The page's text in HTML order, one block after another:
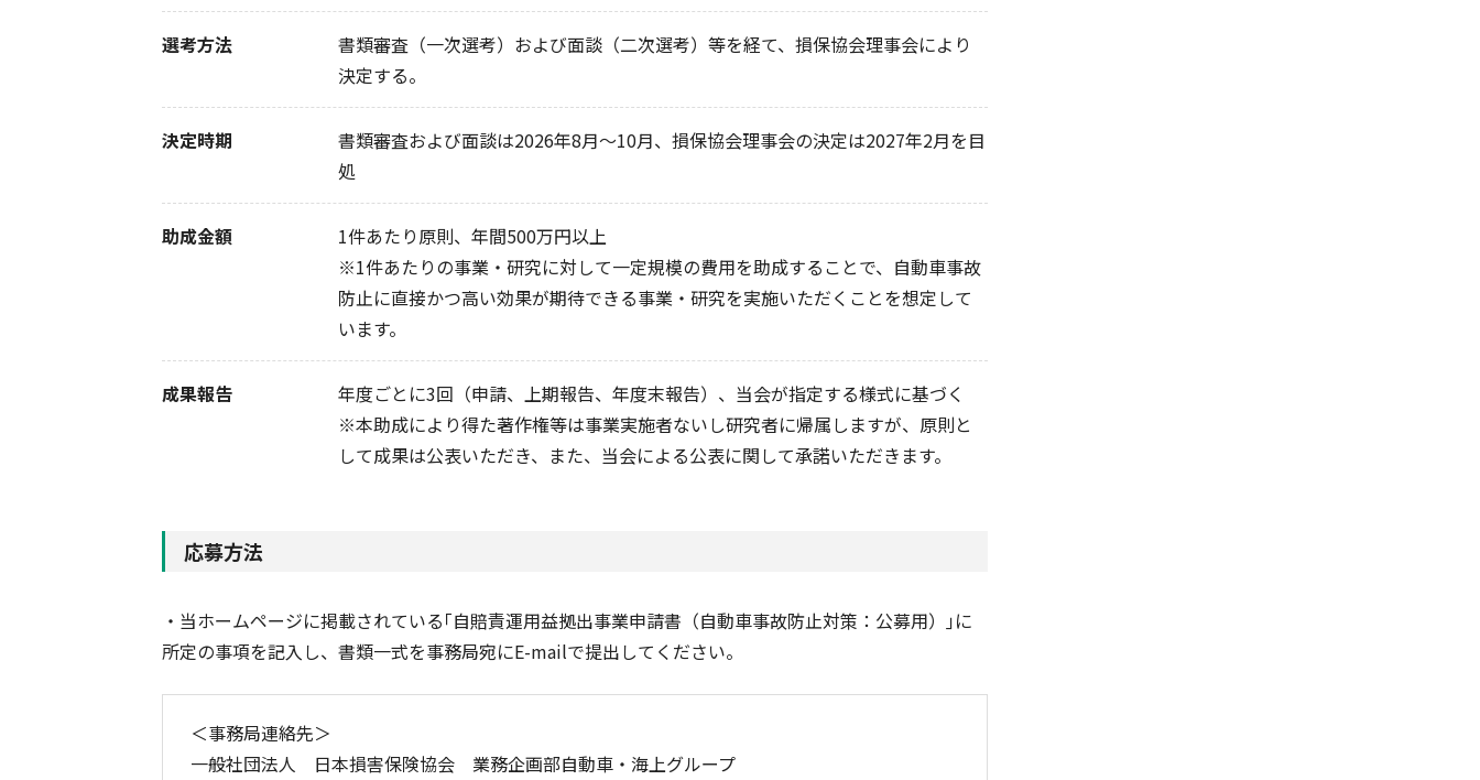
選考方法
書類審査（一次選考）および面談（二次選考）等を経て、損保協会理事会により
決定する。
決定時期
書類審査および面談は2026年8月～10月、損保協会理事会の決定は2027年2月を目
処
助成金額
1件あたり原則、年間500万円以上
※1件あたりの事業・研究に対して一定規模の費用を助成することで、自動車事故
防止に直接かつ高い効果が期待できる事業・研究を実施いただくことを想定して
います。
成果報告
年度ごとに3回（申請、上期報告、年度末報告）、当会が指定する様式に基づく
※本助成により得た著作権等は事業実施者ないし研究者に帰属しますが、原則と
して成果は公表いただき、また、当会による公表に関して承諾いただきます。
応募方法
・当ホームページに掲載されている｢自賠責運用益拠出事業申請書（自動車事故防止対策：公募用）｣に
所定の事項を記入し、書類一式を事務局宛にE-mailで提出してください。
＜事務局連絡先＞
一般社団法人 日本損害保険協会 業務企画部自動車・海上グループ